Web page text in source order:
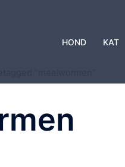
HOND KAT